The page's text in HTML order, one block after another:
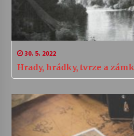
30. 5. 2022
Hrady, hrádky, tvrze a